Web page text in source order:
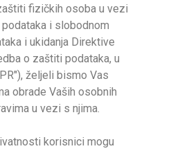
fizičkih osoba u vezi
i slobodnom
i ukidanja Direktive
o zaštiti podataka, u
željeli bismo Vas
obrade Vaših osobnih
u vezi s njima.
korisnici mogu